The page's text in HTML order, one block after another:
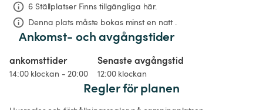
6 Ställplatser Finns tillgängliga här.
Denna plats måste bokas minst en natt .
Ankomst- och avgångstider
ankomsttider
14:00 klockan - 20:00
Senaste avgångstid
12:00 klockan
Regler för planen